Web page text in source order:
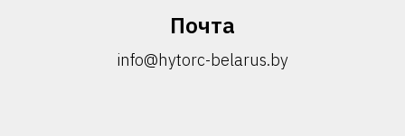
Почта
info@hytorc-belarus.by